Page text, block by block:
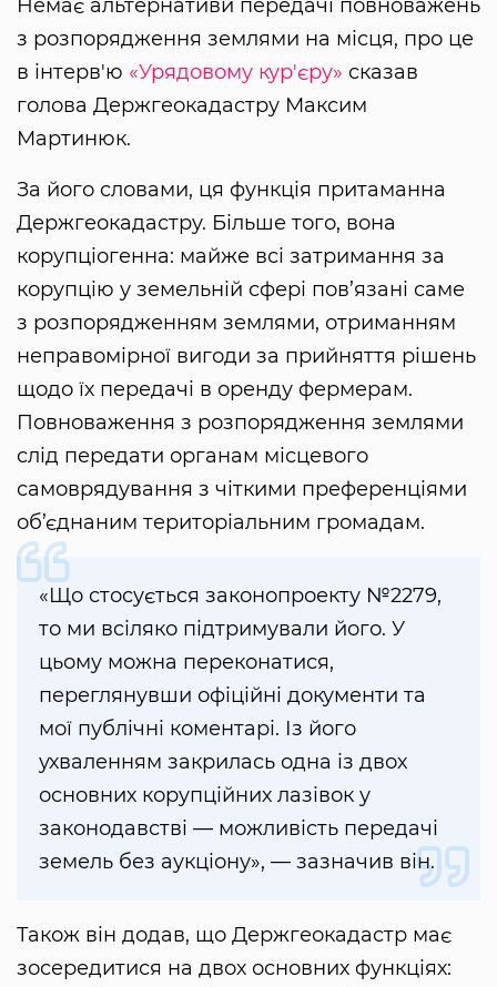
Немає альтернативи передачі повноважень
з розпорядження землями на місця, про це
в інтерв'ю «Урядовому кур'єру» сказав
голова Держгеокадастру Максим
Мартинюк.
За його словами, ця функція притаманна
Держгеокадастру. Більше того, вона
корупціогенна: майже всі затримання за
корупцію у земельній сфері пов’язані саме
з розпорядженням землями, отриманням
неправомірної вигоди за прийняття рішень
щодо їх передачі в оренду фермерам.
Повноваження з розпорядження землями
слід передати органам місцевого
самоврядування з чіткими преференціями
об’єднаним територіальним громадам.
«Що стосується законопроекту №2279,
то ми всіляко підтримували його. У
цьому можна переконатися,
переглянувши офіційні документи та
мої публічні коментарі. Із його
ухваленням закрилась одна із двох
основних корупційних лазівок у
законодавстві — можливість передачі
земель без аукціону», — зазначив він.
Також він додав, що Держгеокадастр має
зосередитися на двох основних функціях: